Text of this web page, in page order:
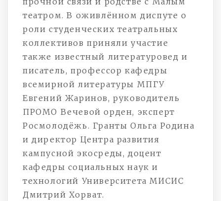
театром. В оживлённом диспуте о
роли студенческих театральных
коллективов приняли участие
также известный литературовед и
писатель, профессор кафедры
всемирной литературы МПГУ
Евгений Жаринов, руководитель
ПРОМО Вечевой орден, эксперт
Росмолодёжь. Гранты Ольга Родина
и директор Центра развития
кампусной экосреды, доцент
кафедры социальных наук и
технологий Университета МИСИС
Дмитрий Хорват.